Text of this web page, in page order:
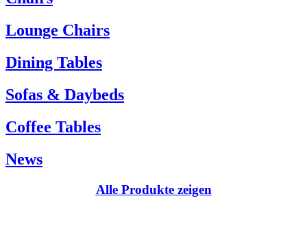
Kundenservice:
Tel.: +45 66 12 14 04
info@carlhansen.dk
Lounge Chairs
Dining Tables
Sofas & Daybeds
Coffee Tables
News
Alle Produkte zeigen